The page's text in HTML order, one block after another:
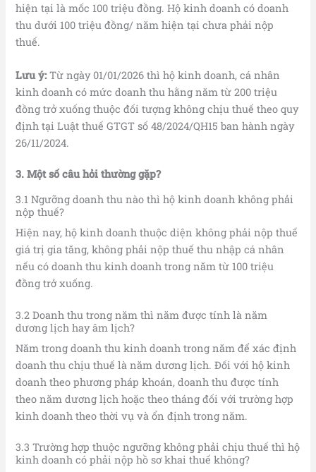
hiện tại là mốc 100 triệu đồng. Hộ kinh doanh có doanh
thu dưới 100 triệu đồng/ năm hiện tại chưa phải nộp
thuế.
Lưu ý:Từ ngày 01/01/2026 thì hộ kinh doanh, cá nhân
kinh doanh có mức doanh thu hằng năm từ 200 triệu
đồng trở xuống thuộc đối tượng không chịu thuế theo quy
định tại Luật thuế GTGT số 48/2024/QH15 ban hành ngày
26/11/2024.
3. Một số câu hỏi thường gặp?
3.1 Ngưỡng doanh thu nào thì hộ kinh doanh không phải
nộp thuế?
Hiện nay, hộ kinh doanh thuộc diện không phải nộp thuế
giá trị gia tăng, không phải nộp thuế thu nhập cá nhân
nếu có doanh thu kinh doanh trong năm từ 100 triệu
đồng trở xuống.
3.2 Doanh thu trong năm thì năm được tính là năm
dương lịch hay âm lịch?
Năm trong doanh thu kinh doanh trong năm để xác định
doanh thu chịu thuế là năm dương lịch. Đối với hộ kinh
doanh theo phương pháp khoán, doanh thu được tính
theo năm dương lịch hoặc theo tháng đối với trường hợp
kinh doanh theo thời vụ và ổn định trong năm.
3.3 Trường hợp thuộc ngưỡng không phải chịu thuế thì hộ
kinh doanh có phải nộp hồ sơ khai thuế không?